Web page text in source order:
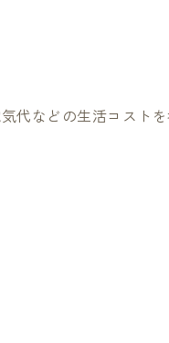
代などの生活コスト